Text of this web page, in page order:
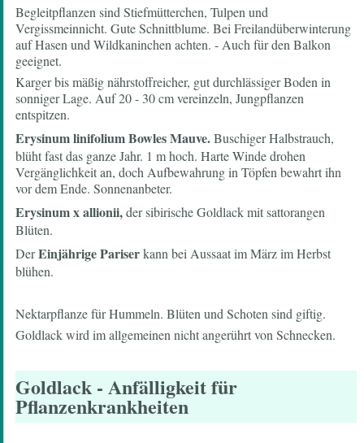
Begleitpflanzen sind Stiefmütterchen, Tulpen und
Vergissmeinnicht. Gute Schnittblume. Bei Freilandüberwinterung
auf Hasen und Wildkaninchen achten. - Auch für den Balkon
geeignet.
Karger bis mäßig nährstoffreicher, gut durchlässiger Boden in
sonniger Lage. Auf 20 - 30 cm vereinzeln, Jungpflanzen
entspitzen.
Erysinum linifolium Bowles Mauve.Buschiger Halbstrauch,
blüht fast das ganze Jahr. 1 m hoch. Harte Winde drohen
Vergänglichkeit an, doch Aufbewahrung in Töpfen bewahrt ihn
vor dem Ende. Sonnenanbeter.
Erysinum x allionii,der sibirische Goldlack mit sattorangen
Blüten.
DerEinjährige Pariserkann bei Aussaat im März im Herbst
blühen.
Nektarpflanze für Hummeln. Blüten und Schoten sind giftig.
Goldlack wird im allgemeinen nicht angerührt von Schnecken.
Goldlack - Anfälligkeit für
Pflanzenkrankheiten